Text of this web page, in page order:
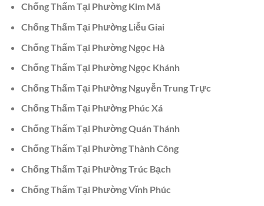
Chống Thấm Tại Phường Kim Mã
Chống Thấm Tại Phường Liễu Giai
Chống Thấm Tại Phường Ngọc Hà
Chống Thấm Tại Phường Ngọc Khánh
Chống Thấm Tại Phường Nguyễn Trung Trực
Chống Thấm Tại Phường Phúc Xá
Chống Thấm Tại Phường Quán Thánh
Chống Thấm Tại Phường Thành Công
Chống Thấm Tại Phường Trúc Bạch
Chống Thấm Tại Phường Vĩnh Phúc